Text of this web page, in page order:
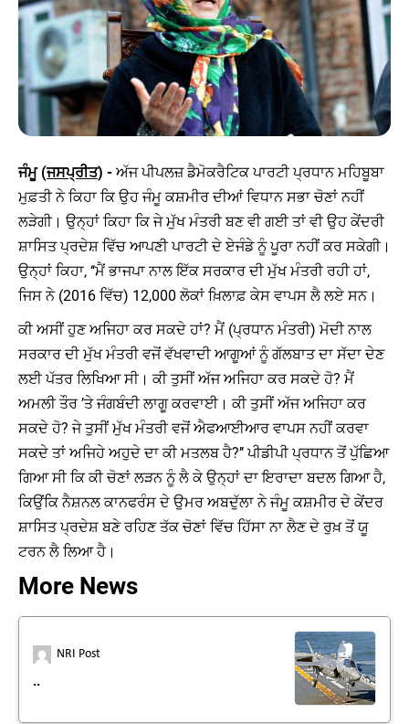
ਜੰਮੂ (ਜਸਪ੍ਰੀਤ) - ਅੱਜ ਪੀਪਲਜ਼ ਡੈਮੋਕਰੈਟਿਕ ਪਾਰਟੀ ਪ੍ਰਧਾਨ ਮਹਿਬੂਬਾ
ਮੁਫ਼ਤੀ ਨੇ ਕਿਹਾ ਕਿ ਉਹ ਜੰਮੂ ਕਸ਼ਮੀਰ ਦੀਆਂ ਵਿਧਾਨ ਸਭਾ ਚੋਣਾਂ ਨਹੀਂ
ਲੜੇਗੀ। ਉਨ੍ਹਾਂ ਕਿਹਾ ਕਿ ਜੇ ਮੁੱਖ ਮੰਤਰੀ ਬਣ ਵੀ ਗਈ ਤਾਂ ਵੀ ਉਹ ਕੇਂਦਰੀ
ਸ਼ਾਸਿਤ ਪ੍ਰਦੇਸ਼ ਵਿੱਚ ਆਪਣੀ ਪਾਰਟੀ ਦੇ ਏਜੰਡੇ ਨੂੰ ਪੂਰਾ ਨਹੀਂ ਕਰ ਸਕੇਗੀ।
ਉਨ੍ਹਾਂ ਕਿਹਾ, ‘‘ਮੈਂ ਭਾਜਪਾ ਨਾਲ ਇੱਕ ਸਰਕਾਰ ਦੀ ਮੁੱਖ ਮੰਤਰੀ ਰਹੀ ਹਾਂ,
ਜਿਸ ਨੇ (2016 ਵਿੱਚ) 12,000 ਲੋਕਾਂ ਖ਼ਿਲਾਫ਼ ਕੇਸ ਵਾਪਸ ਲੈ ਲਏ ਸਨ।
ਕੀ ਅਸੀਂ ਹੁਣ ਅਜਿਹਾ ਕਰ ਸਕਦੇ ਹਾਂ? ਮੈਂ (ਪ੍ਰਧਾਨ ਮੰਤਰੀ) ਮੋਦੀ ਨਾਲ
ਸਰਕਾਰ ਦੀ ਮੁੱਖ ਮੰਤਰੀ ਵਜੋਂ ਵੱਖਵਾਦੀ ਆਗੂਆਂ ਨੂੰ ਗੱਲਬਾਤ ਦਾ ਸੱਦਾ ਦੇਣ
ਲਈ ਪੱਤਰ ਲਿਖਿਆ ਸੀ। ਕੀ ਤੁਸੀਂ ਅੱਜ ਅਜਿਹਾ ਕਰ ਸਕਦੇ ਹੋ? ਮੈਂ
ਅਮਲੀ ਤੌਰ ’ਤੇ ਜੰਗਬੰਦੀ ਲਾਗੂ ਕਰਵਾਈ। ਕੀ ਤੁਸੀਂ ਅੱਜ ਅਜਿਹਾ ਕਰ
ਸਕਦੇ ਹੋ? ਜੇ ਤੁਸੀਂ ਮੁੱਖ ਮੰਤਰੀ ਵਜੋਂ ਐਫਆਈਆਰ ਵਾਪਸ ਨਹੀਂ ਕਰਵਾ
ਸਕਦੇ ਤਾਂ ਅਜਿਹੇ ਅਹੁਦੇ ਦਾ ਕੀ ਮਤਲਬ ਹੈ?’’ ਪੀਡੀਪੀ ਪ੍ਰਧਾਨ ਤੋਂ ਪੁੱਛਿਆ
ਗਿਆ ਸੀ ਕਿ ਕੀ ਚੋਣਾਂ ਲੜਨ ਨੂੰ ਲੈ ਕੇ ਉਨ੍ਹਾਂ ਦਾ ਇਰਾਦਾ ਬਦਲ ਗਿਆ ਹੈ,
ਕਿਉਂਕਿ ਨੈਸ਼ਨਲ ਕਾਨਫਰੰਸ ਦੇ ਉਮਰ ਅਬਦੁੱਲਾ ਨੇ ਜੰਮੂ ਕਸ਼ਮੀਰ ਦੇ ਕੇਂਦਰ
ਸ਼ਾਸਿਤ ਪ੍ਰਦੇਸ਼ ਬਣੇ ਰਹਿਣ ਤੱਕ ਚੋਣਾਂ ਵਿੱਚ ਹਿੱਸਾ ਨਾ ਲੈਣ ਦੇ ਰੁਖ਼ ਤੋਂ ਯੂ
ਟਰਨ ਲੈ ਲਿਆ ਹੈ।
More News
NRI Post
..